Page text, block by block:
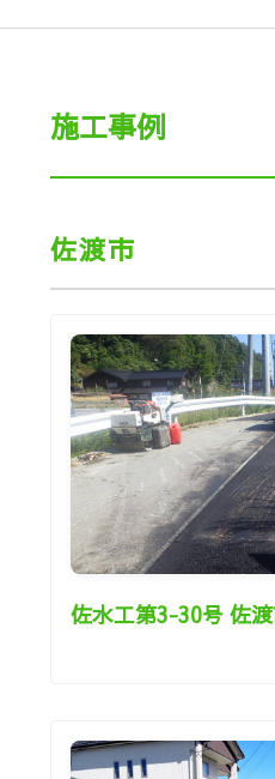
施工事例
佐渡市
佐水工第3-30号 佐